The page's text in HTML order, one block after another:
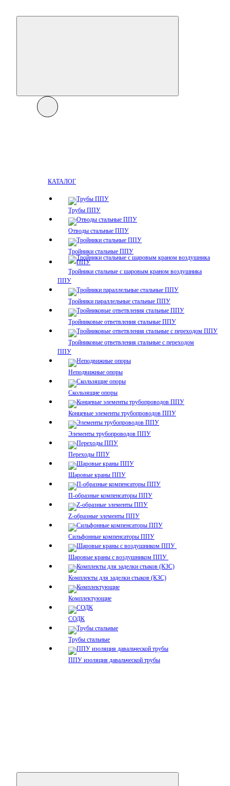
КАТАЛОГ
Трубы ППУ
Отводы стальные ППУ
Тройники стальные ППУ
Тройники стальные с шаровым краном воздушника
ППУ
Тройники параллельные стальные ППУ
Тройниковые ответвления стальные ППУ
Тройниковые ответвления стальные с переходом
ППУ
Неподвижные опоры
Скользящие опоры
Концевые элементы трубопроводов ППУ
Элементы трубопроводов ППУ
Переходы ППУ
Шаровые краны ППУ
П-образные компенсаторы ППУ
Z-образные элементы ППУ
Сильфонные компенсаторы ППУ
Шаровые краны с воздушником ППУ
Комплекты для заделки стыков (КЗС)
Комплектующие
СОДК
Трубы стальные
ППУ изоляция давальческой трубы